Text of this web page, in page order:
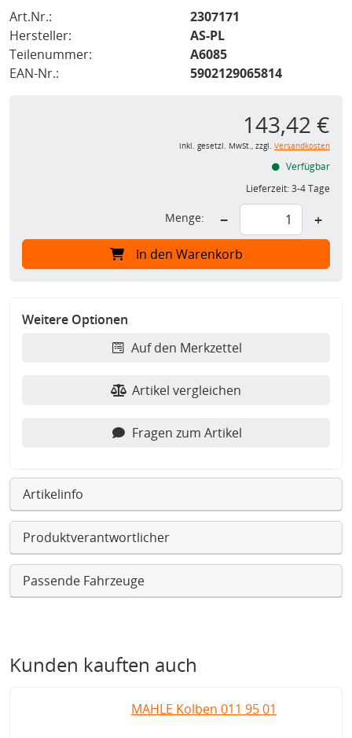
Art.Nr.:
2307171
Hersteller:
AS-PL
Teilenummer:
A6085
EAN-Nr.:
5902129065814
143,42 €
inkl. gesetzl. MwSt., zzgl. Versandkosten
Verfügbar
Lieferzeit:3-4 Tage
Menge: − +
In den Warenkorb
Weitere Optionen
Auf den Merkzettel
Artikel vergleichen
Fragen zum Artikel
Artikelinfo
Produktverantwortlicher
Passende Fahrzeuge
Kunden kauften auch
MAHLE Kolben 011 95 01